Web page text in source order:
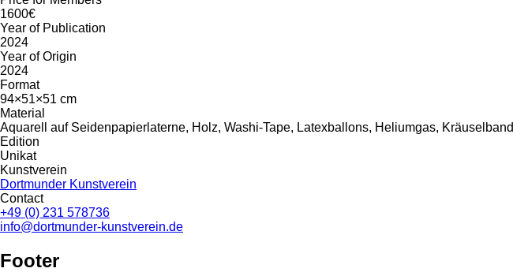
1600€
Year of Publication
2024
Year of Origin
2024
Format
94×51×51 cm
Material
Aquarell auf Seidenpapierlaterne, Holz, Washi-Tape, Latexballons, Heliumgas, Kräuselband
Edition
Unikat
Kunstverein
Dortmunder Kunstverein
Contact
+49 (0) 231 578736
info@dortmunder-kunstverein.de
Footer